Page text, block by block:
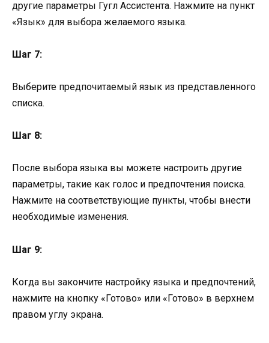
другие параметры Гугл Ассистента. Нажмите на пункт
«Язык» для выбора желаемого языка.
Шаг 7:
Выберите предпочитаемый язык из представленного
списка.
Шаг 8:
После выбора языка вы можете настроить другие
параметры, такие как голос и предпочтения поиска.
Нажмите на соответствующие пункты, чтобы внести
необходимые изменения.
Шаг 9:
Когда вы закончите настройку языка и предпочтений,
нажмите на кнопку «Готово» или «Готово» в верхнем
правом углу экрана.